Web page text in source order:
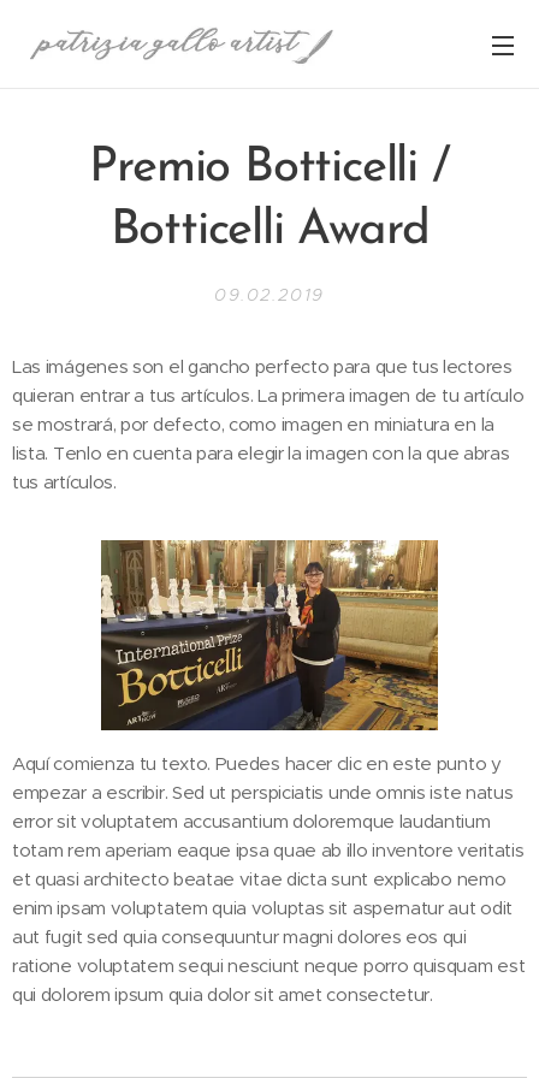
Premio Botticelli /
Botticelli Award
09.02.2019
Las imágenes son el gancho perfecto para que tus lectores
quieran entrar a tus artículos. La primera imagen de tu artículo
se mostrará, por defecto, como imagen en miniatura en la
lista. Tenlo en cuenta para elegir la imagen con la que abras
tus artículos.
Aquí comienza tu texto. Puedes hacer clic en este punto y
empezar a escribir. Sed ut perspiciatis unde omnis iste natus
error sit voluptatem accusantium doloremque laudantium
totam rem aperiam eaque ipsa quae ab illo inventore veritatis
et quasi architecto beatae vitae dicta sunt explicabo nemo
enim ipsam voluptatem quia voluptas sit aspernatur aut odit
aut fugit sed quia consequuntur magni dolores eos qui
ratione voluptatem sequi nesciunt neque porro quisquam est
qui dolorem ipsum quia dolor sit amet consectetur.